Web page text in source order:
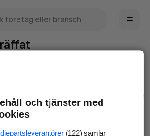
och snabbare kan avhjälpa det.
i webbläsaren och försök igen
och tjänster med
(122) samlar